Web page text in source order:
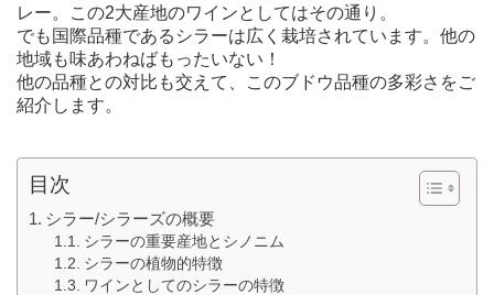
レー。この2大産地のワインとしてはその通り。
でも国際品種であるシラーは広く栽培されています。他の
地域も味あわねばもったいない！
他の品種との対比も交えて、このブドウ品種の多彩さをご
紹介します。
目次
シラー/シラーズの概要
シラーの重要産地とシノニム
シラーの植物的特徴
ワインとしてのシラーの特徴